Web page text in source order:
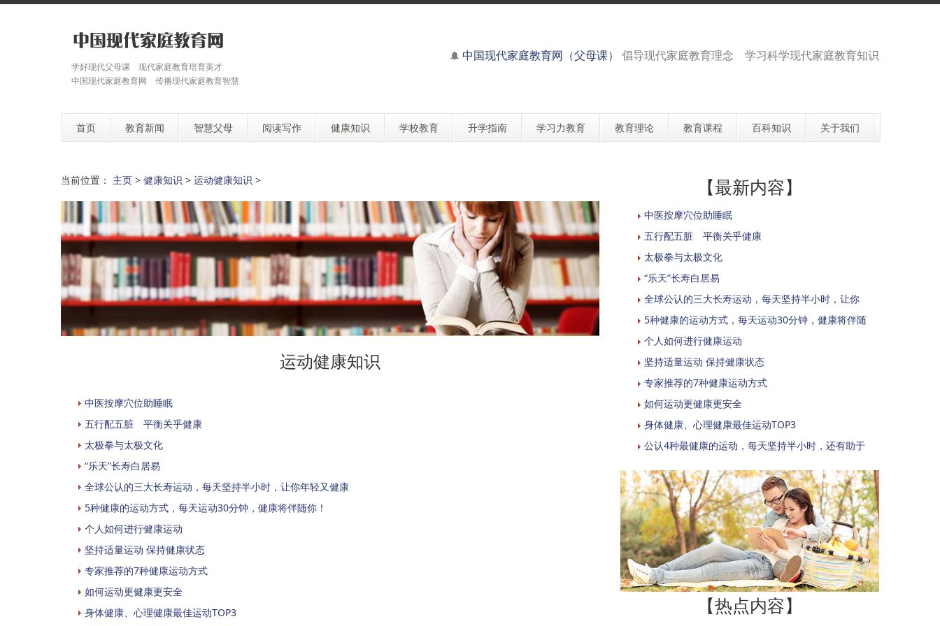
学好现代父母课 现代家庭教育培育英才
中国现代家庭教育网 传播现代家庭教育智慧
中国现代家庭教育网（父母课） 倡导现代家庭教育理念 学习科学现代家庭教育知识
首页 教育新闻 智慧父母 阅读写作 健康知识 学校教育 升学指南 学习力教育 教育理论 教育课程 百科知识 关于我们
当前位置： 主页 > 健康知识 > 运动健康知识 >
运动健康知识
中医按摩穴位助睡眠
五行配五脏 平衡关乎健康
太极拳与太极文化
“乐天”长寿白居易
全球公认的三大长寿运动，每天坚持半小时，让你年轻又健康
5种健康的运动方式，每天运动30分钟，健康将伴随你！
个人如何进行健康运动
坚持适量运动 保持健康状态
专家推荐的7种健康运动方式
如何运动更健康更安全
身体健康、心理健康最佳运动TOP3
【最新内容】
中医按摩穴位助睡眠
五行配五脏 平衡关乎健康
太极拳与太极文化
“乐天”长寿白居易
全球公认的三大长寿运动，每天坚持半小时，让你
5种健康的运动方式，每天运动30分钟，健康将伴随
个人如何进行健康运动
坚持适量运动 保持健康状态
专家推荐的7种健康运动方式
如何运动更健康更安全
身体健康、心理健康最佳运动TOP3
公认4种最健康的运动，每天坚持半小时，还有助于
【热点内容】